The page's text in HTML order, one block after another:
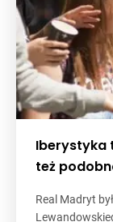
Iberystyka
też
Real Madryt